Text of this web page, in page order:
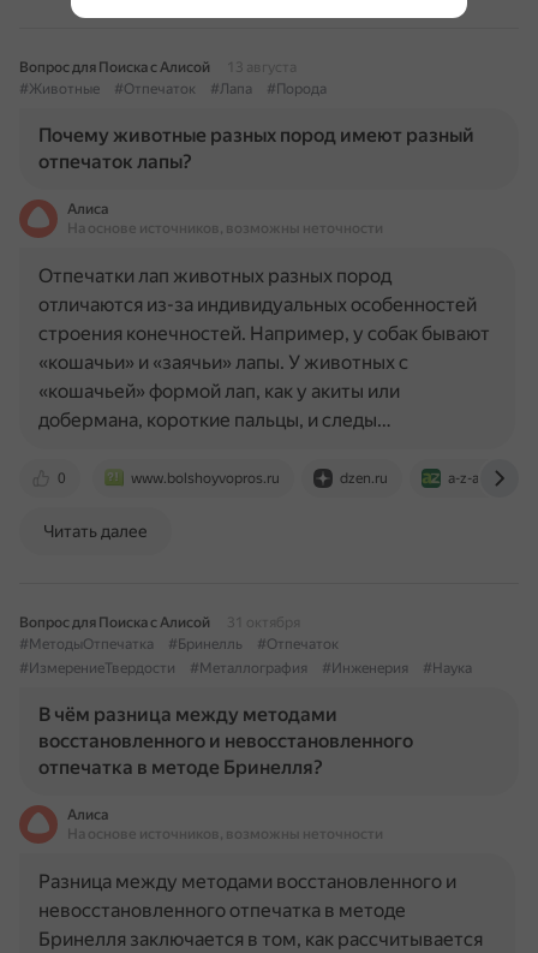
Вопрос для Поиска с Алисой
13 августа
#Животные
#Отпечаток #Лапа #Порода
Почему животные разных пород имеют разный
отпечаток лапы?
Алиса
На основе источников, возможны неточности
0 www.bolshoyvopros.ru dzen.ru a-z-
Отпечатки лап животных разных пород
отличаются из-за индивидуальных особенностей
строения конечностей. Например, у собак бывают
«кошачьи» и «заячьи» лапы. У животных с
«кошачьей» формой лап, как у акиты или
добермана, короткие пальцы, и следы…
Читать далее
Вопрос для Поиска с Алисой
31 октября
#МетодыОтпечатка
#Бринелль
#Отпечаток
#ИзмерениеТвердости
#Металлография #Инженерия #Наука
В чём разница между методами
восстановленного и невосстановленного
отпечатка в методе Бринелля?
Алиса
На основе источников, возможны неточности
Разница между методами восстановленного и
невосстановленного отпечатка в методе
Бринелля заключается в том, как рассчитывается